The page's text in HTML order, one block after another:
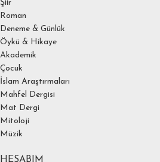
Şiir
Roman
Deneme & Günlük
Öykü & Hikaye
Akademik
Çocuk
İslam Araştırmaları
Mahfel Dergisi
Mat Dergi
Mitoloji
Müzik
HESABIM